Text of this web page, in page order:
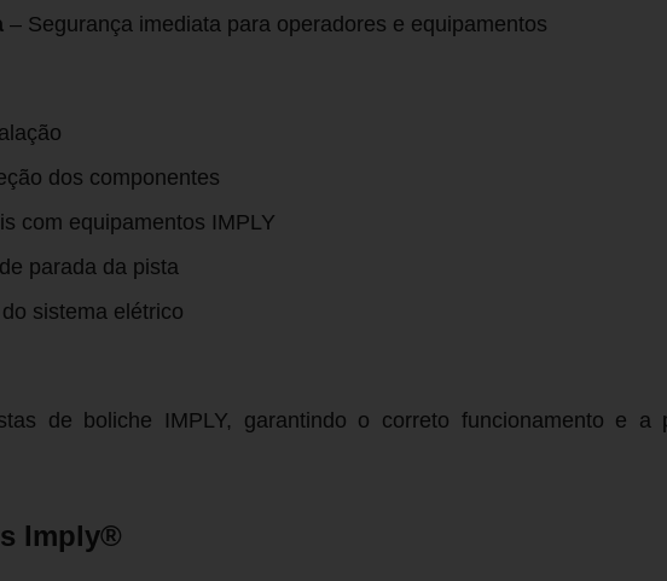
– Segurança imediata para operadores e equipamentos
dos componentes
com equipamentos IMPLY
parada da pista
sistema elétrico
de boliche IMPLY, garantindo o correto funcionamento e a
Imply®